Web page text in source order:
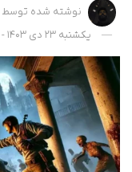
نوشته شده توسط
یکشنبه 23 دی 1403 - 15:00